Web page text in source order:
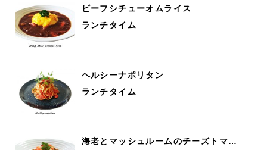
ビーフシチューオムライス
ランチタイム
ヘルシーナポリタン
ランチタイム
海老とマッシュルームのチーズトマ…